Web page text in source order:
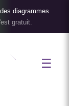
diagrammes
gratuit.
☰